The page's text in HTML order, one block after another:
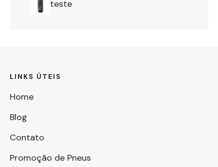
teste
LINKS ÚTEIS
Home
Blog
Contato
Promoção de Pneus